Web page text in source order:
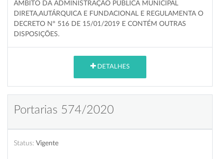
ÂMBITO DA ADMINISTRAÇÃO PÚBLICA MUNICIPAL
DIRETA,AUTÁRQUICA E FUNDACIONAL E REGULAMENTA O
DECRETO Nº 516 DE 15/01/2019 E CONTÉM OUTRAS
DISPOSIÇÕES.
DETALHES
Portarias 574/2020
Status: Vigente